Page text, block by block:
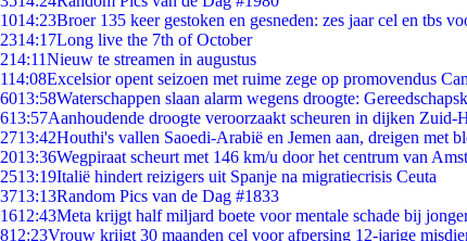
1014:23Broer 135 keer gestoken en gesneden: zes jaar cel en tbs
2314:17Long live the 7th of October
214:11Nieuw te streamen in augustus
114:08Excelsior opent seizoen met ruime zege op promovendus
6013:58Waterschappen slaan alarm wegens droogte:
613:57Aanhoudende droogte veroorzaakt scheuren in dijken Zuid-
2713:42Houthi's vallen Saoedi-Arabië en Jemen aan, dreigen met
2013:36Wegpiraat scheurt met 146 km/u door het centrum van
2513:19Italië hindert reizigers uit Spanje na migratiecrisis Ceuta
3713:13Random Pics van de Dag #1833
1612:43Meta krijgt half miljard boete voor mentale schade bij
812:23Vrouw krijgt 30 maanden cel voor afpersing 12-jarige